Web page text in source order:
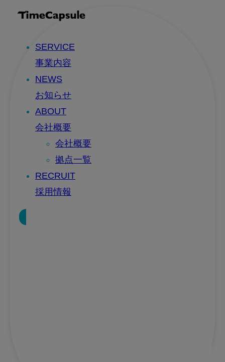
SERVICE
事業内容
NEWS
お知らせ
ABOUT
会社概要
会社概要
拠点一覧
RECRUIT
採用情報